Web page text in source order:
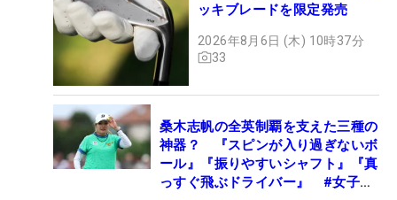
ッキブレードを限定発売
2026年8月6日 (木) 10時37分
33
桑木志帆の全英制覇を支えた三種の
神器？ 『スピンが入り過ぎないボ
ール』『振りやすいシャフト』『真
っすぐ飛ぶドライバー』 #女子プ